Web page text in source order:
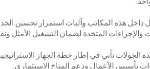
هذه المكاتب وآليات استمرار تحسين
والإجراءات المتخذة لضمان التشغيل الأمثل
تأتي في إطار خطة الجهاز
تأسيس الأعمال ودعم المناخ الاستثماري.